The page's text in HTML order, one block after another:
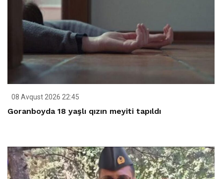
08 Avqust 2026 22:45
Goranboyda 18 yaşlı qızın meyiti tapıldı